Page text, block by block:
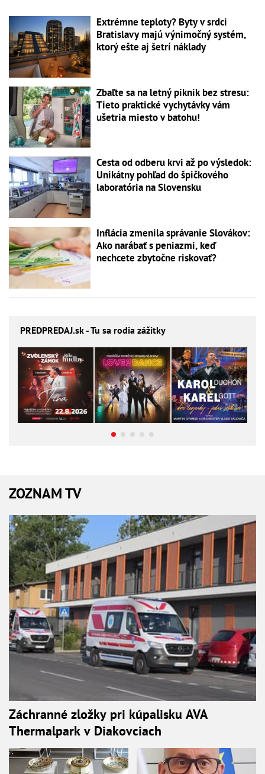
Extrémne teploty? Byty v srdci
Bratislavy majú výnimočný systém,
ktorý ešte aj šetrí náklady
Zbaľte sa na letný piknik bez stresu:
Tieto praktické vychytávky vám
ušetria miesto v batohu!
Cesta od odberu krvi až po výsledok:
Unikátny pohľad do špičkového
laboratória na Slovensku
Inflácia zmenila správanie Slovákov:
Ako narábať s peniazmi, keď
nechcete zbytočne riskovať?
PREDPREDAJ.sk - Tu sa rodia zážitky
ZOZNAM TV
Záchranné zložky pri kúpalisku AVA
Thermalpark v Diakovciach